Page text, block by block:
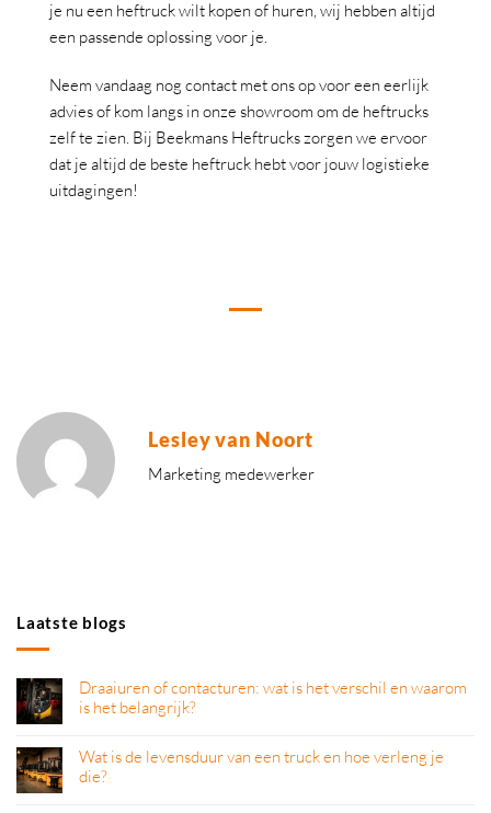
je nu een heftruck wilt kopen of huren, wij hebben altijd
een passende oplossing voor je.
Neem vandaag nog contact met ons op voor een eerlijk
advies of kom langs in onze showroom om de heftrucks
zelf te zien. Bij Beekmans Heftrucks zorgen we ervoor
dat je altijd de beste heftruck hebt voor jouw logistieke
uitdagingen!
Lesley van Noort
Marketing medewerker
Laatste blogs
Draaiuren of contacturen: wat is het verschil en waarom
is het belangrijk?
Wat is de levensduur van een truck en hoe verleng je
die?